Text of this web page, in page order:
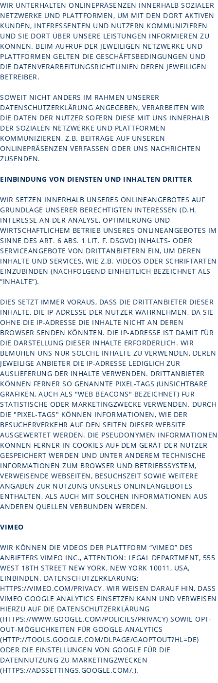
WIR UNTERHALTEN ONLINEPRÄSENZEN INNERHALB SOZIALER
NETZWERKE UND PLATTFORMEN, UM MIT DEN DORT AKTIVEN
KUNDEN, INTERESSENTEN UND NUTZERN KOMMUNIZIEREN
UND SIE DORT ÜBER UNSERE LEISTUNGEN INFORMIEREN ZU
KÖNNEN. BEIM AUFRUF DER JEWEILIGEN NETZWERKE UND
PLATTFORMEN GELTEN DIE GESCHÄFTSBEDINGUNGEN UND
DIE DATENVERARBEITUNGSRICHTLINIEN DEREN JEWEILIGEN
BETREIBER.
SOWEIT NICHT ANDERS IM RAHMEN UNSERER
DATENSCHUTZERKLÄRUNG ANGEGEBEN, VERARBEITEN WIR
DIE DATEN DER NUTZER SOFERN DIESE MIT UNS INNERHALB
DER SOZIALEN NETZWERKE UND PLATTFORMEN
KOMMUNIZIEREN, Z.B. BEITRÄGE AUF UNSEREN
ONLINEPRÄSENZEN VERFASSEN ODER UNS NACHRICHTEN
ZUSENDEN.
EINBINDUNG VON DIENSTEN UND INHALTEN DRITTER
WIR SETZEN INNERHALB UNSERES ONLINEANGEBOTES AUF
GRUNDLAGE UNSERER BERECHTIGTEN INTERESSEN (D.H.
INTERESSE AN DER ANALYSE, OPTIMIERUNG UND
WIRTSCHAFTLICHEM BETRIEB UNSERES ONLINEANGEBOTES IM
SINNE DES ART. 6 ABS. 1 LIT. F. DSGVO) INHALTS- ODER
SERVICEANGEBOTE VON DRITTANBIETERN EIN, UM DEREN
INHALTE UND SERVICES, WIE Z.B. VIDEOS ODER SCHRIFTARTEN
EINZUBINDEN (NACHFOLGEND EINHEITLICH BEZEICHNET ALS
“INHALTE”).
DIES SETZT IMMER VORAUS, DASS DIE DRITTANBIETER DIESER
INHALTE, DIE IP-ADRESSE DER NUTZER WAHRNEHMEN, DA SIE
OHNE DIE IP-ADRESSE DIE INHALTE NICHT AN DEREN
BROWSER SENDEN KÖNNTEN. DIE IP-ADRESSE IST DAMIT FÜR
DIE DARSTELLUNG DIESER INHALTE ERFORDERLICH. WIR
BEMÜHEN UNS NUR SOLCHE INHALTE ZU VERWENDEN, DEREN
JEWEILIGE ANBIETER DIE IP-ADRESSE LEDIGLICH ZUR
AUSLIEFERUNG DER INHALTE VERWENDEN. DRITTANBIETER
KÖNNEN FERNER SO GENANNTE PIXEL-TAGS (UNSICHTBARE
GRAFIKEN, AUCH ALS "WEB BEACONS" BEZEICHNET) FÜR
STATISTISCHE ODER MARKETINGZWECKE VERWENDEN. DURCH
DIE "PIXEL-TAGS" KÖNNEN INFORMATIONEN, WIE DER
BESUCHERVERKEHR AUF DEN SEITEN DIESER WEBSITE
AUSGEWERTET WERDEN. DIE PSEUDONYMEN INFORMATIONEN
KÖNNEN FERNER IN COOKIES AUF DEM GERÄT DER NUTZER
GESPEICHERT WERDEN UND UNTER ANDEREM TECHNISCHE
INFORMATIONEN ZUM BROWSER UND BETRIEBSSYSTEM,
VERWEISENDE WEBSEITEN, BESUCHSZEIT SOWIE WEITERE
ANGABEN ZUR NUTZUNG UNSERES ONLINEANGEBOTES
ENTHALTEN, ALS AUCH MIT SOLCHEN INFORMATIONEN AUS
ANDEREN QUELLEN VERBUNDEN WERDEN.
VIMEO
WIR KÖNNEN DIE VIDEOS DER PLATTFORM “VIMEO” DES
ANBIETERS VIMEO INC., ATTENTION: LEGAL DEPARTMENT, 555
WEST 18TH STREET NEW YORK, NEW YORK 10011, USA,
EINBINDEN. DATENSCHUTZERKLÄRUNG:
HTTPS://VIMEO.COM/PRIVACY. WIR WEISEN DARAUF HIN, DASS
VIMEO GOOGLE ANALYTICS EINSETZEN KANN UND VERWEISEN
HIERZU AUF DIE DATENSCHUTZERKLÄRUNG
(HTTPS://WWW.GOOGLE.COM/POLICIES/PRIVACY) SOWIE OPT-
OUT-MÖGLICHKEITEN FÜR GOOGLE-ANALYTICS
(HTTP://TOOLS.GOOGLE.COM/DLPAGE/GAOPTOUT?HL=DE)
ODER DIE EINSTELLUNGEN VON GOOGLE FÜR DIE
DATENNUTZUNG ZU MARKETINGZWECKEN
(HTTPS://ADSSETTINGS.GOOGLE.COM/.).